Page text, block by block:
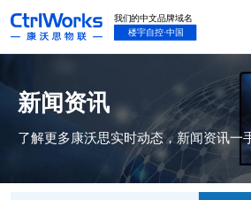
新闻资讯
了解更多康沃思实时动态，新闻资讯一